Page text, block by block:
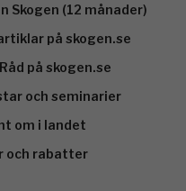
Skogen (12 månader)
på skogen.se
på skogen.se
och seminarier
om i landet
och rabatter